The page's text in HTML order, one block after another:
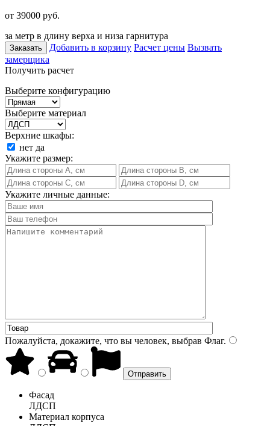
от 39000 руб.
за метр в длину верха и низа гарнитура
Заказать Добавить в корзину Расчет цены Вызвать
замерщика
Получить расчет
Выберите конфигурацию
Выберите материал
Верхние шкафы:
нет да
Укажите размер:
Укажите личные данные:
Пожалуйста, докажите, что вы человек, выбрав Флаг.
Фасад
ЛДСП
Материал корпуса